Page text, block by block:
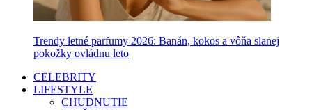
Trendy letné parfumy 2026: Banán, kokos a vôňa slanej
pokožky ovládnu leto
CELEBRITY
LIFESTYLE
CHUDNUTIE